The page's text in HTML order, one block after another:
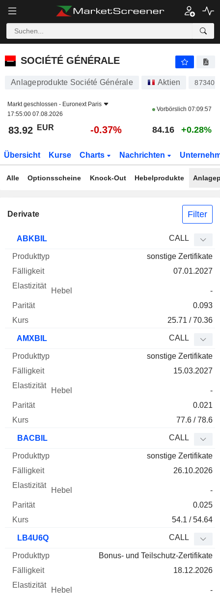
SOCIÉTÉ GÉNÉRALE
SOCIÉTÉ GÉNÉRALE
Anlageprodukte Société Générale Aktien 873403
Markt geschlossen - Euronext Paris
17:55:00 07.08.2026
Vorbörslich 07:09:57
83.92 EUR -0.37% 84.16 +0.28%
Übersicht Kurse Charts Nachrichten
Alle Optionsscheine Knock-Out Hebelprodukte
Derivate Filter
WKN Typ Hebel Parität
ABKBIL CALL
sonstige Zertifikate
07.01.2027
-
0.093
25.71 / 70.36
AMXBIL CALL
sonstige Zertifikate
15.03.2027
-
0.021
77.6 / 78.6
BACBIL CALL
sonstige Zertifikate
26.10.2026
-
0.025
54.1 / 54.64
LB4U6Q CALL
Bonus- und Teilschutz-Zertifikate
18.12.2026
-